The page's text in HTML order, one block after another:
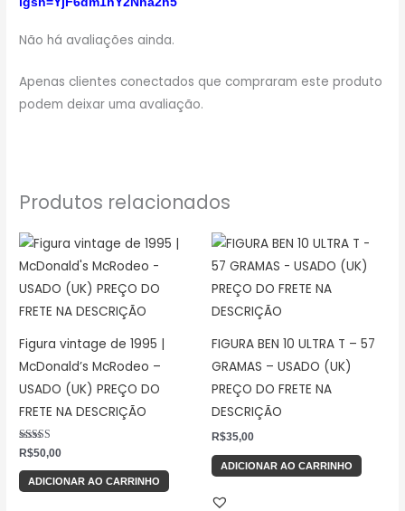
Não há avaliações ainda.
Apenas clientes conectados que compraram este produto
podem deixar uma avaliação.
Produtos relacionados
Figura vintage de 1995 |
McDonald’s McRodeo –
USADO (UK) PREÇO DO
FRETE NA DESCRIÇÃO
Avaliação
5.00
de 5
R$50,00
ADICIONAR AO CARRINHO
FIGURA BEN 10 ULTRA T – 57
GRAMAS – USADO (UK)
PREÇO DO FRETE NA
DESCRIÇÃO
R$35,00
ADICIONAR AO CARRINHO